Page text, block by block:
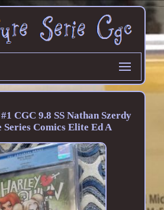
CGC 9.8 SS Nathan Szerdy
Series Comics Elite Ed A